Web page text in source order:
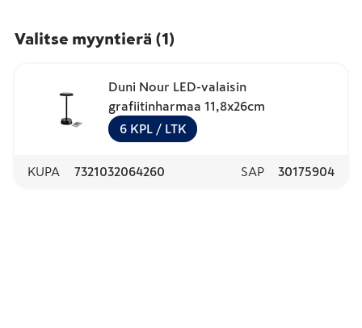
Valitse myyntierä (1)
Duni Nour LED-valaisin
grafiitinharmaa 11,8x26cm
6 KPL / LTK
KUPA 7321032064260 SAP 30175904